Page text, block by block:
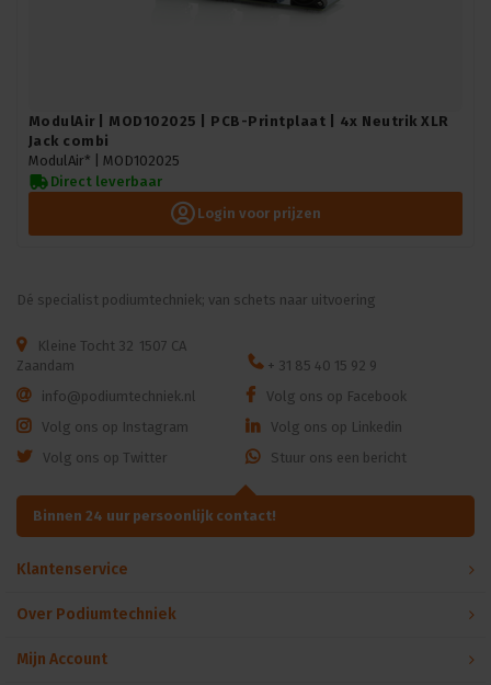
ModulAir | MOD102025 | PCB-Printplaat | 4x Neutrik XLR
Jack combi
ModulAir* | MOD102025
Direct leverbaar
Login voor prijzen
Dé specialist podiumtechniek; van schets naar uitvoering
Kleine Tocht 32 1507 CA
Zaandam
+ 31 85 40 15 92 9
info@podiumtechniek.nl
Volg ons op Facebook
Volg ons op Instagram
Volg ons op Linkedin
Volg ons op Twitter
Stuur ons een bericht
Binnen 24 uur persoonlijk contact!
Klantenservice
Over Podiumtechniek
Mijn Account